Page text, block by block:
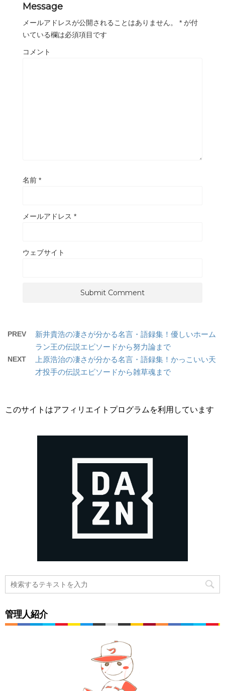
Message
メールアドレスが公開されることはありません。 * が付
いている欄は必須項目です
コメント
名前 *
メールアドレス *
ウェブサイト
PREV
新井貴浩の凄さが分かる名言・語録集！優しいホーム
ラン王の伝説エピソードから努力論まで
NEXT
上原浩治の凄さが分かる名言・語録集！かっこいい天
才投手の伝説エピソードから雑草魂まで
このサイトはアフィリエイトプログラムを利用しています
管理人紹介